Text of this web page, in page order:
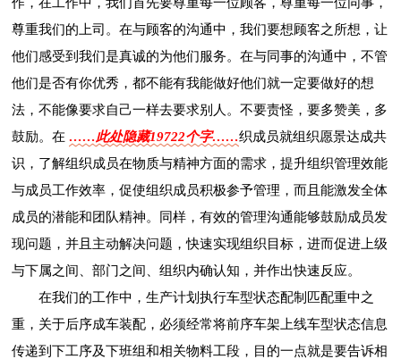
尊重我们的上司。在与顾客的沟通中，我们要想顾客之所想，让
他们感受到我们是真诚的为他们服务。在与同事的沟通中，不管
他们是否有你优秀，都不能有我能做好他们就一定要做好的想
法，不能像要求自己一样去要求别人。不要责怪，要多赞美，多
鼓励。在……此处隐藏19722个字……织成员就组织愿景达成共
识，了解组织成员在物质与精神方面的需求，提升组织管理效能
与成员工作效率，促使组织成员积极参予管理，而且能激发全体
成员的潜能和团队精神。同样，有效的管理沟通能够鼓励成员发
现问题，并且主动解决问题，快速实现组织目标，进而促进上级
与下属之间、部门之间、组织内确认知，并作出快速反应。
在我们的工作中，生产计划执行车型状态配制匹配重中之
重，关于后序成车装配，必须经常将前序车架上线车型状态信息
传递到下工序及下班组和相关物料工段，目的一点就是要告诉相